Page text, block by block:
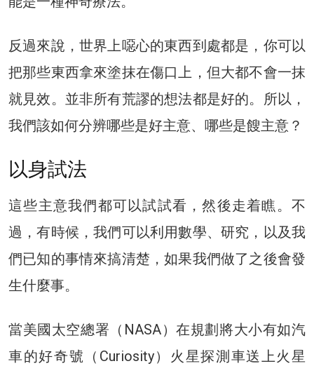
反過來說，世界上噁心的東西到處都是，你可以
把那些東西拿來塗抹在傷口上，但大都不會一抹
就見效。並非所有荒謬的想法都是好的。所以，
我們該如何分辨哪些是好主意、哪些是餿主意？
以身試法
這些主意我們都可以試試看，然後走着瞧。不
過，有時候，我們可以利用數學、研究，以及我
們已知的事情來搞清楚，如果我們做了之後會發
生什麼事。
當美國太空總署（NASA）在規劃將大小有如汽
車的好奇號（Curiosity）火星探測車送上火星